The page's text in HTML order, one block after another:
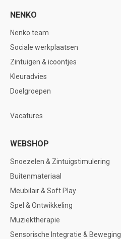
NENKO
Nenko team
Sociale werkplaatsen
Zintuigen & icoontjes
Kleuradvies
Doelgroepen
Vacatures
WEBSHOP
Snoezelen & Zintuigstimulering
Buitenmateriaal
Meubilair & Soft Play
Spel & Ontwikkeling
Muziektherapie
Sensorische Integratie & Beweging